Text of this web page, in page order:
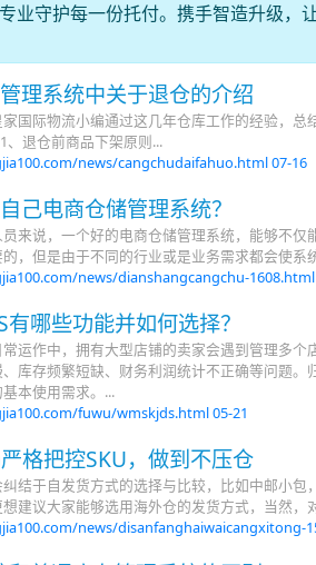
业守护每一份托付。携手智造升级，
理系统中关于退仓的介绍
国际物流小编通过这几年仓库工作的经验，
、退仓前商品下架原则...
news/cangchudaifahuo.html07-16
己电商仓储管理系统？
来说，一个好的电商仓储管理系统，能够不
，但是由于不同的行业或是业务需求都会使系
news/dianshangcangchu-1608.html
哪些功能并如何选择？
运作中，拥有大型店铺的卖家会遇到管理多
库存频繁短缺、财务利润统计不正确等问题。
本使用需求。...
fuwu/wmskjds.html05-21
格把控SKU，做到不压仓
结于自发货方式的选择与比较，比如中邮小
建议大家能够选用海外仓的发货方式，当然，
news/disanfanghaiwaicangxitong-